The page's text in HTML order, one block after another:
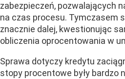
zabezpieczeń, pozwalających
na czas procesu. Tymczasem
znacznie dalej, kwestionując
obliczenia oprocentowania w
Sprawa dotyczy kredytu
stopy procentowe były bardzo